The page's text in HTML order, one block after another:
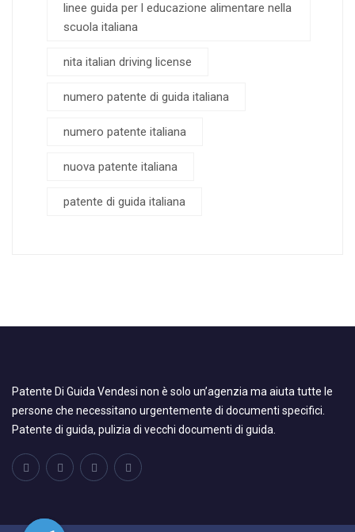
linee guida per l educazione alimentare nella
scuola italiana
nita italian driving license
numero patente di guida italiana
numero patente italiana
nuova patente italiana
patente di guida italiana
Patente Di Guida Vendesi non è solo un’agenzia ma aiuta tutte le
persone che necessitano urgentemente di documenti specifici.
Patente di guida, pulizia di vecchi documenti di guida.